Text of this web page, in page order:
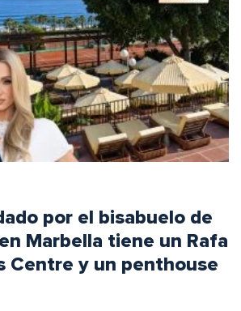
por el bisabuelo de
Marbella tiene un Rafa
Centre y un penthouse